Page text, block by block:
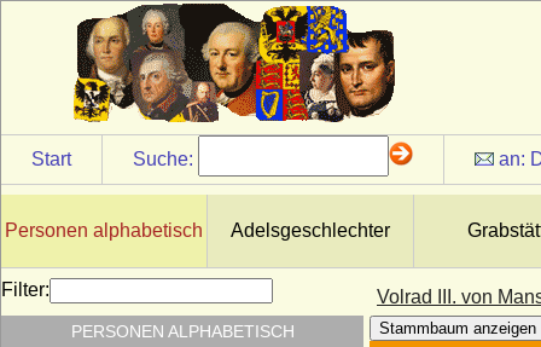
Start Suche: an:
Personen alphabetisch Adelsgeschlechter
Volrad III. von
Stammbaum anzeigen
Filter:
PERSONEN ALPHABETISCH
Vittorio Emanuele I. von Savoyen (Viktor
Emanuel I. von Sardinien-Piemont)
* 24.07.1759; + 10.01.1824
Vittorio Emanuele II. von Savoyen (Viktor
Emanuel II.)
Vittorio Emanuele III. di Savoia (Viktor
Emanuel III. von Savoyen)
* 11.02.1963;
Vladimir Moltke-Huitfeldt (Wladimir Moltke-
Huitfeld), Graf